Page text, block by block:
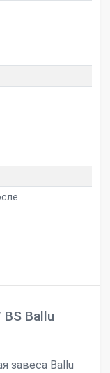
Ballu
завеса Ballu